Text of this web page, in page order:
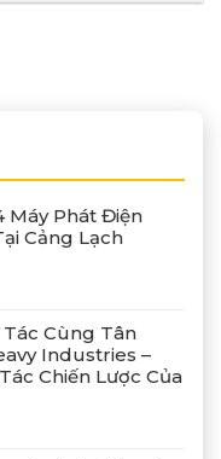
Máy Phát Điện
Cảng Lạch
Tác Cùng Tân
Industries –
Chiến Lược Của